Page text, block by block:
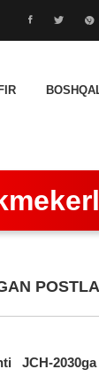
JCH-